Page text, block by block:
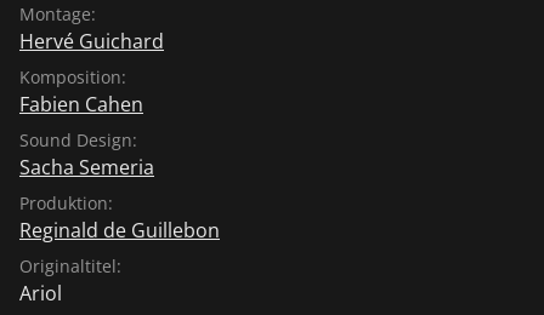
Montage:
Hervé Guichard
Komposition:
Fabien Cahen
Sound Design:
Sacha Semeria
Produktion:
Reginald de Guillebon
Originaltitel:
Ariol